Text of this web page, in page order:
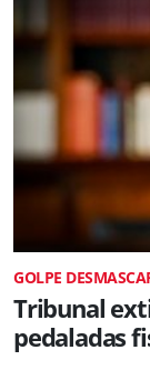
GOLPE
Tribunal
pedaladas